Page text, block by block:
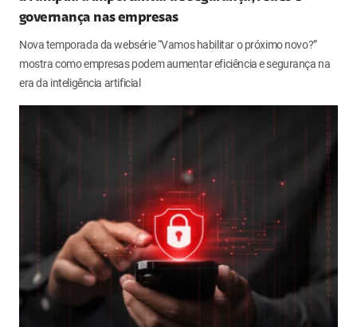
governança nas empresas
Nova temporada da websérie “Vamos habilitar o próximo novo?”
mostra como empresas podem aumentar eficiência e segurança na
era da inteligência artificial